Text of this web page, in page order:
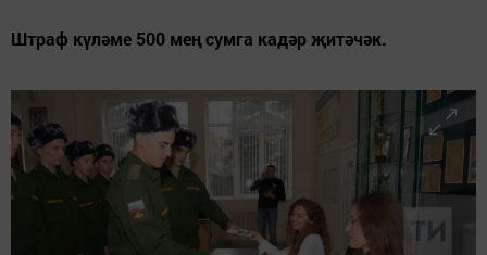
Штраф күләме 500 мең сумга кадәр җитәчәк.